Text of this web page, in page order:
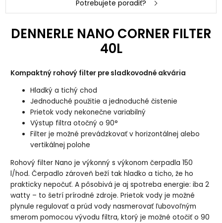
Potrebujete poradiť?
DENNERLE NANO CORNER FILTER
40L
Kompaktný rohový filter pre sladkovodné akvária
Hladký a tichý chod
Jednoduché použitie a jednoduché čistenie
Prietok vody nekonečne variabilný
Výstup filtra otočný o 90°
Filter je možné prevádzkovať v horizontálnej alebo
vertikálnej polohe
Rohový filter Nano je výkonný s výkonom čerpadla 150
l/hod. Čerpadlo zároveň beží tak hladko a ticho, že ho
prakticky nepočuť. A pôsobivá je aj spotreba energie: iba 2
watty – to šetrí prírodné zdroje. Prietok vody je možné
plynule regulovať a prúd vody nasmerovať ľubovoľným
smerom pomocou vývodu filtra, ktorý je možné otočiť o 90